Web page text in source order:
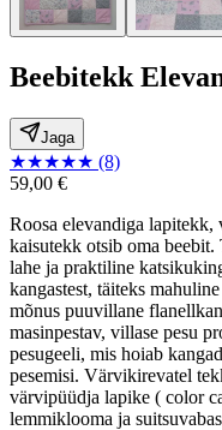
Beebitekk
Jaga
★★★★★ (8)
59,00 €
Roosa elevandiga
kaisutekk otsib oma
lahe ja praktiline
kangastest, täiteks
mõnus puuvillane
masinpestav, villase pesu
pesugeeli, mis hoiab
pesemisi. Värvikirevatel
värvipüüdja lapike ( color
lemmiklooma ja